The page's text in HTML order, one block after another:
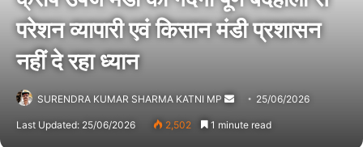
परेशन व्यापारी एवं किसान मंडी प्रशासन
नहीं दे रहा ध्यान
SURENDRA KUMAR SHARMA KATNI MP
Send25/06/2026
Last Updated: 25/06/2026 2,502 1 minute read